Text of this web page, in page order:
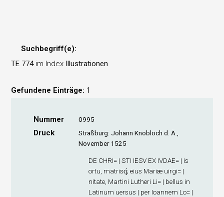
Suchbegriff(e):
TE 774im Index Illustrationen
Gefundene Einträge: 1
Nummer 0995
Druck
Straßburg: Johann Knobloch d. Ä.,
November 1525
DE CHRI= | STI IESV EX IVDAE= | is
ortu, matrisq́; eius Mariæ uirgi= |
nitate, Martini Lutheri Li= | bellus in
Latinum uersus | per Ioannem Lo= |